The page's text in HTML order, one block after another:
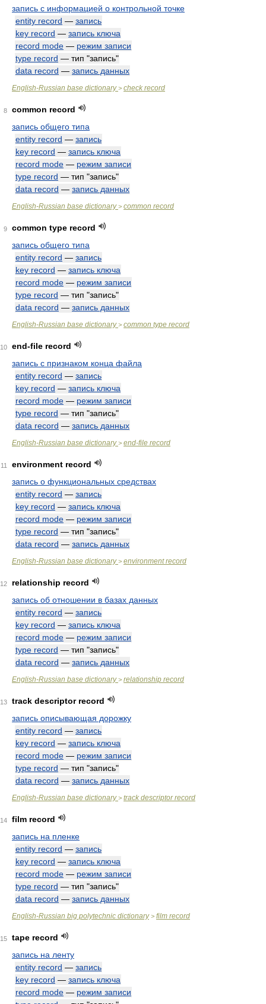
запись с информацией о контрольной точке
entity record — запись
key record — запись ключа
record mode — режим записи
type record — тип "запись"
data record — запись данных
English-Russian base dictionary> check record
8
common record
запись общего типа
entity record — запись
key record — запись ключа
record mode — режим записи
type record — тип "запись"
data record — запись данных
English-Russian base dictionary> common record
9
common type record
запись общего типа
entity record — запись
key record — запись ключа
record mode — режим записи
type record — тип "запись"
data record — запись данных
English-Russian base dictionary> common type record
10
end-file record
запись с признаком конца файла
entity record — запись
key record — запись ключа
record mode — режим записи
type record — тип "запись"
data record — запись данных
English-Russian base dictionary> end-file record
11
environment record
запись о функциональных средствах
entity record — запись
key record — запись ключа
record mode — режим записи
type record — тип "запись"
data record — запись данных
English-Russian base dictionary> environment record
12
relationship record
запись об отношении в базах данных
entity record — запись
key record — запись ключа
record mode — режим записи
type record — тип "запись"
data record — запись данных
English-Russian base dictionary> relationship record
13
track descriptor record
запись описывающая дорожку
entity record — запись
key record — запись ключа
record mode — режим записи
type record — тип "запись"
data record — запись данных
English-Russian base dictionary> track descriptor record
14
film record
запись на пленке
entity record — запись
key record — запись ключа
record mode — режим записи
type record — тип "запись"
data record — запись данных
English-Russian big polytechnic dictionary> film record
15
tape record
запись на ленту
entity record — запись
key record — запись ключа
record mode — режим записи